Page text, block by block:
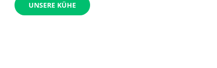
UNSERE KÜHE